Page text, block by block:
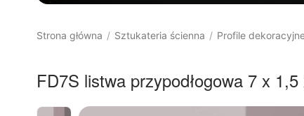
Strona główna / Sztukateria ścienna / Profile
FD7S listwa przypodłogowa 7 x